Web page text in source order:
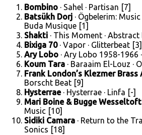
Bombino · Sahel · Partisan [7]
Batsükh Dorj · Ögbelerim:
Buda Musique [1]
Shakti · This Moment · Abstract
Bixiga 70· Vapor · Glitterbeat [3]
Ary Lobo · Ary Lobo 1958-1966
Koum Tara · Baraaim El-Louz ·
Frank London’s Klezmer
Borscht Beat [9]
Hysterrae· Hysterrae · Linfa [-]
Mari Boine & Bugge Wesseltoft
Music [10]
Sidiki Camara · Return to the
Sonics [18]